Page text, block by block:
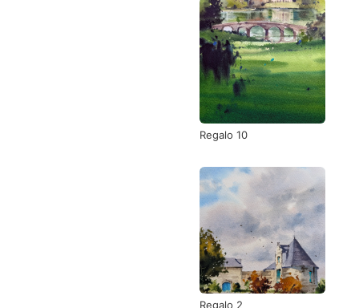
Regalo 10
Regalo 2